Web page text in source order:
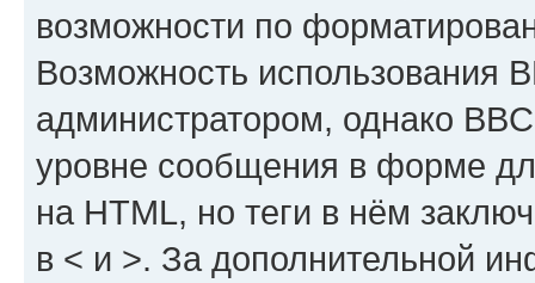
возможности по
Возможность использования
администратором, однако
уровне сообщения в форме
на HTML, но теги в нём
в < и >. За дополнительной